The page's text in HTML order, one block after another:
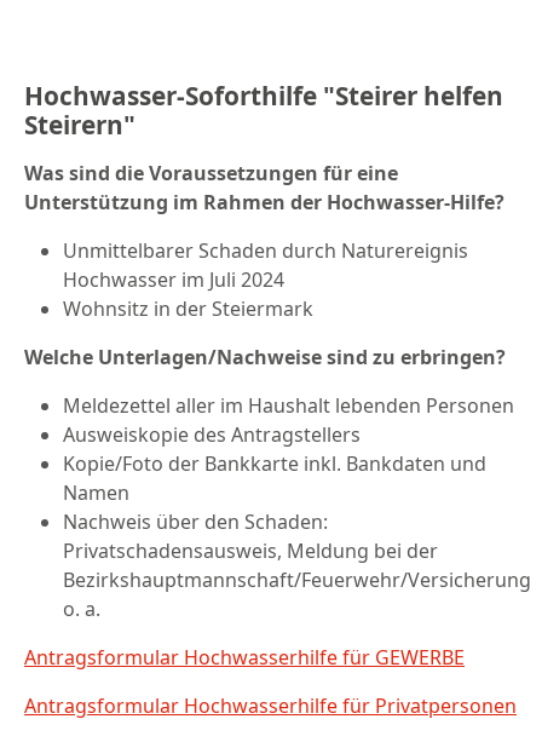
Hochwasser-Soforthilfe "Steirer helfen
Steirern"
Was sind die Voraussetzungen für eine
Unterstützung im Rahmen der Hochwasser-Hilfe?
Unmittelbarer Schaden durch Naturereignis
Hochwasser im Juli 2024
Wohnsitz in der Steiermark
Welche Unterlagen/Nachweise sind zu erbringen?
Meldezettel aller im Haushalt lebenden Personen
Ausweiskopie des Antragstellers
Kopie/Foto der Bankkarte inkl. Bankdaten und
Namen
Nachweis über den Schaden:
Privatschadensausweis, Meldung bei der
Bezirkshauptmannschaft/Feuerwehr/Versicherung
o. a.
Antragsformular Hochwasserhilfe für GEWERBE
Antragsformular Hochwasserhilfe für Privatpersonen